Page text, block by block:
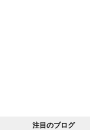
注目のブログ